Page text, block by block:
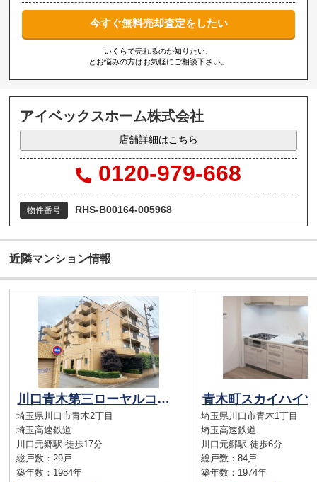
今すぐ無料売却査定をしたい
いくらで売れるのか知りたい、
とお悩みの方はお気軽にご相談下さい。
アイベックスホーム株式会社
店舗詳細はこちら
0120-979-668
物件番号 RHS-B00164-005968
近隣マンション情報
川口青木第三ローヤルコーポ
埼玉県川口市青木2丁目
埼玉高速鉄道
川口元郷駅 徒歩17分
総戸数：29戸
築年数：1984年
青木町スカイハイツ
埼玉県川口市青木1丁目
埼玉高速鉄道
川口元郷駅 徒歩6分
総戸数：84戸
築年数：1974年